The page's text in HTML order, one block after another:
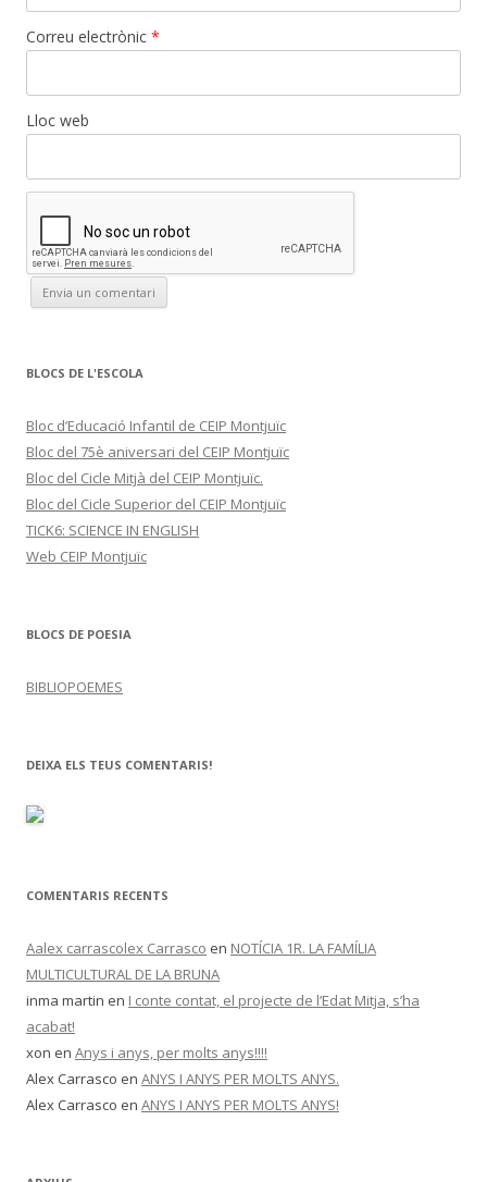
Correu electrònic *
Lloc web
BLOCS DE L'ESCOLA
Bloc d’Educació Infantil de CEIP Montjuïc
Bloc del 75è aniversari del CEIP Montjuïc
Bloc del Cicle Mitjà del CEIP Montjuïc.
Bloc del Cicle Superior del CEIP Montjuïc
TICK6: SCIENCE IN ENGLISH
Web CEIP Montjuïc
BLOCS DE POESIA
BIBLIOPOEMES
DEIXA ELS TEUS COMENTARIS!
COMENTARIS RECENTS
Aalex carrascolex Carrasco en NOTÍCIA 1R. LA FAMÍLIA
MULTICULTURAL DE LA BRUNA
inma martin en I conte contat, el projecte de l’Edat Mitja, s’ha
acabat!
xon en Anys i anys, per molts anys!!!!
Alex Carrasco en ANYS I ANYS PER MOLTS ANYS.
Alex Carrasco en ANYS I ANYS PER MOLTS ANYS!